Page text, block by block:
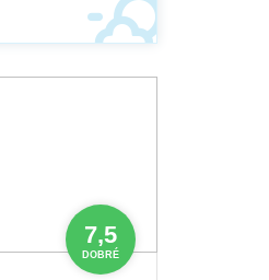
7,5
DOBRÉ